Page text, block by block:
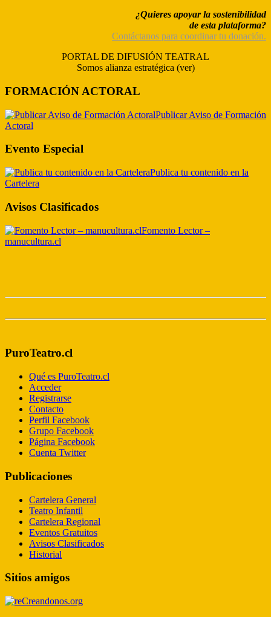
¿Quieres apoyar la sostenibilidad
de esta plataforma?
Contáctanos para coordinar tu donación.
PORTAL DE DIFUSIÓN TEATRAL
Somos alianza estratégica (ver)
FORMACIÓN ACTORAL
Publicar Aviso de Formación
Actoral
Evento Especial
Publica tu contenido en la
Cartelera
Avisos Clasificados
Fomento Lector –
manucultura.cl
PuroTeatro.cl
Qué es PuroTeatro.cl
Acceder
Registrarse
Contacto
Perfil Facebook
Grupo Facebook
Página Facebook
Cuenta Twitter
Publicaciones
Cartelera General
Teatro Infantil
Cartelera Regional
Eventos Gratuitos
Avisos Clasificados
Historial
Sitios amigos